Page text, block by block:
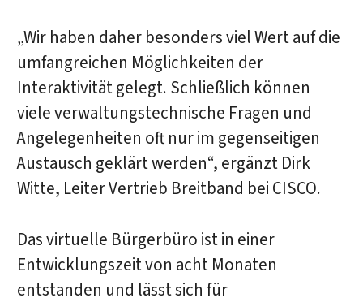
„Wir haben daher besonders viel Wert auf die
umfangreichen Möglichkeiten der
Interaktivität gelegt. Schließlich können
viele verwaltungstechnische Fragen und
Angelegenheiten oft nur im gegenseitigen
Austausch geklärt werden“, ergänzt Dirk
Witte, Leiter Vertrieb Breitband bei CISCO.
Das virtuelle Bürgerbüro ist in einer
Entwicklungszeit von acht Monaten
entstanden und lässt sich für